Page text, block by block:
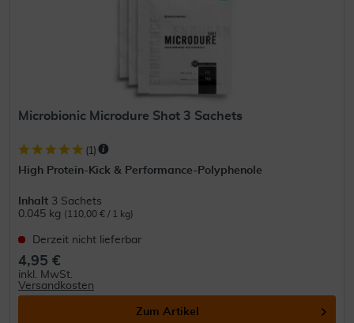
Microbionic Microdure Shot 3 Sachets
(1)
High Protein-Kick & Performance-Polyphenole
Inhalt 3 Sachets
0.045 kg (110,00 € / 1 kg)
Derzeit nicht lieferbar
4,95 €
inkl. MwSt.
Versandkosten
Zum Artikel